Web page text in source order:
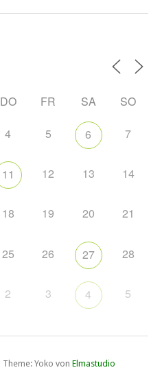
DO FR SA SO
4 5 6 7
11 12 13 14
18 19 20 21
25 26 27 28
2 3 4 5
Theme: Yoko von Elmastudio